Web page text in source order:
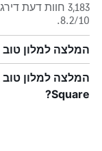
8.2/10.
המלצה למלון
Square?